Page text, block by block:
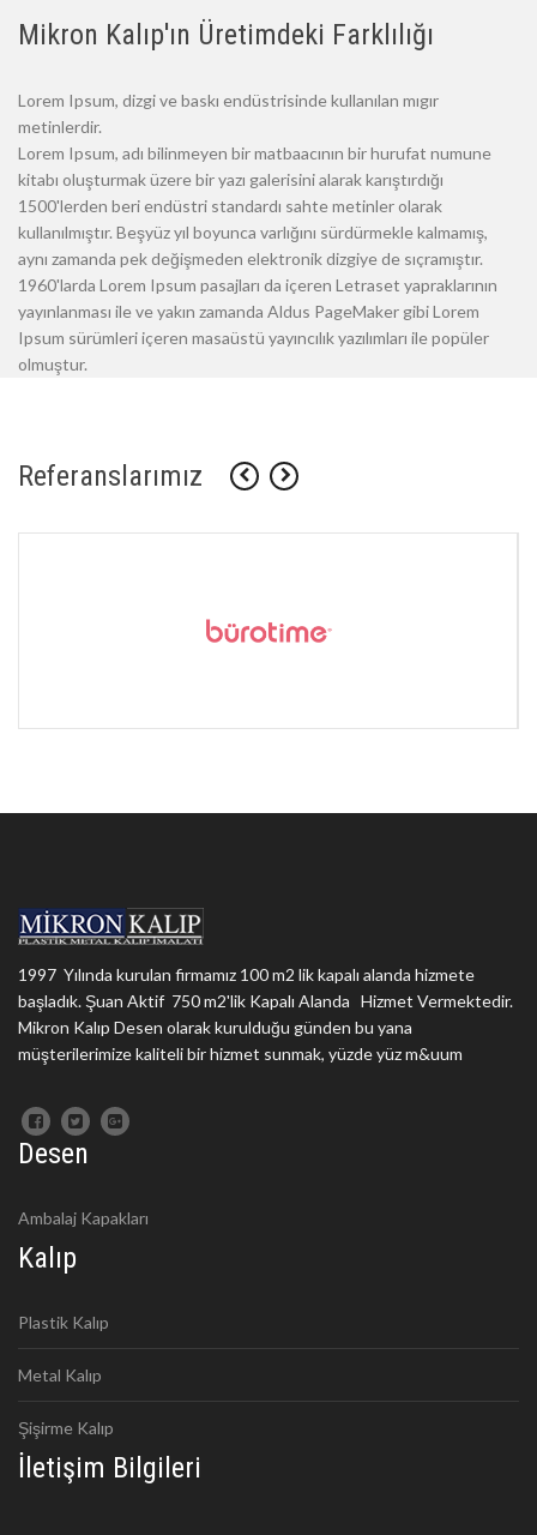
Mikron Kalıp'ın Üretimdeki Farklılığı
Lorem Ipsum, dizgi ve baskı endüstrisinde kullanılan mıgır
metinlerdir.
Lorem Ipsum, adı bilinmeyen bir matbaacının bir hurufat numune
kitabı oluşturmak üzere bir yazı galerisini alarak karıştırdığı
1500'lerden beri endüstri standardı sahte metinler olarak
kullanılmıştır. Beşyüz yıl boyunca varlığını sürdürmekle kalmamış,
aynı zamanda pek değişmeden elektronik dizgiye de sıçramıştır.
1960'larda Lorem Ipsum pasajları da içeren Letraset yapraklarının
yayınlanması ile ve yakın zamanda Aldus PageMaker gibi Lorem
Ipsum sürümleri içeren masaüstü yayıncılık yazılımları ile popüler
olmuştur.
Referanslarımız
1997 Yılında kurulan firmamız 100 m2 lik kapalı alanda hizmete
başladık. Şuan Aktif 750 m2'lik Kapalı Alanda Hizmet Vermektedir.
Mikron Kalıp Desen olarak kurulduğu günden bu yana
müşterilerimize kaliteli bir hizmet sunmak, yüzde yüz m&uum
Desen
Ambalaj Kapakları
Kalıp
Plastik Kalıp
Metal Kalıp
Şişirme Kalıp
İletişim Bilgileri